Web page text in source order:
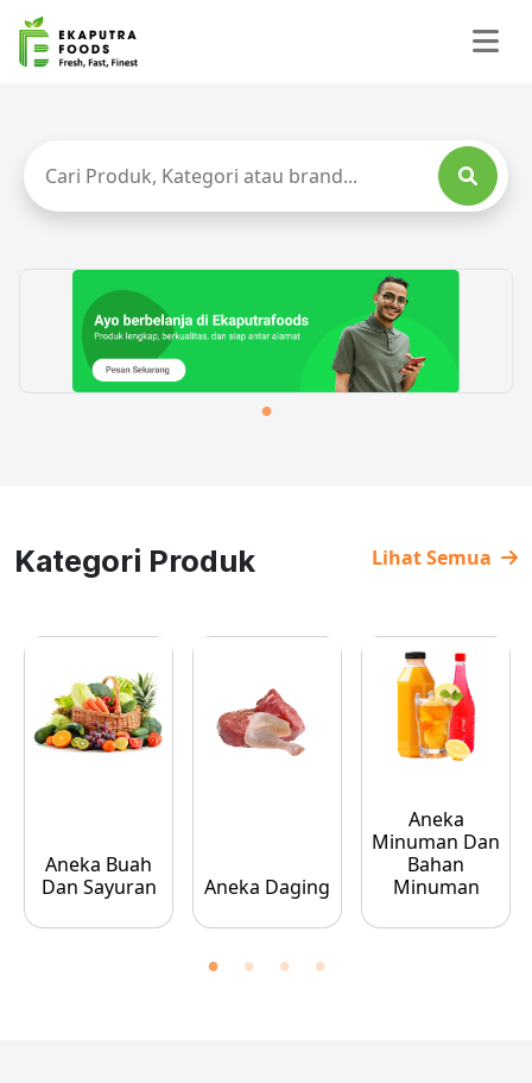
Kategori Produk Lihat Semua
Aneka Buah
Dan Sayuran
Aneka Daging
Aneka
Minuman Dan
Bahan
Minuman